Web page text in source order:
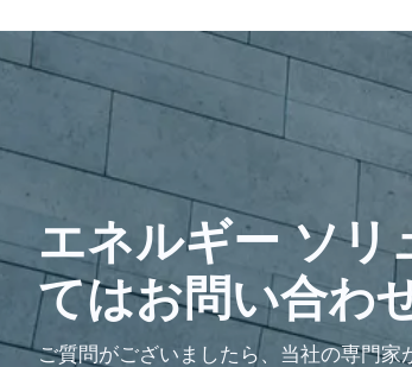
エネルギー ソリ
てはお問い合わ
ご質問がございましたら、当社の専門家